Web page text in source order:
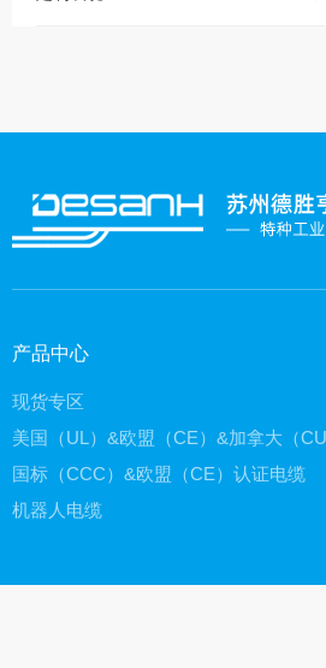
产品中心
现货专区
美国（UL）&欧盟（CE）&加拿大（
国标（CCC）&欧盟（CE）认证电缆
机器人电缆